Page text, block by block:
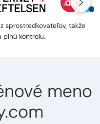
sprostredkovateľov, takže
plnú kontrolu.
meno